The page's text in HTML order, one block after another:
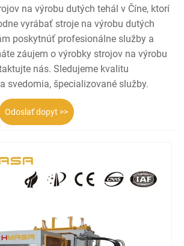
na výrobu dutých tehál v Číne, ktorí
vyrábať stroje na výrobu dutých
poskytnúť profesionálne služby a
záujem o výrobky strojov na výrobu
nás. Sledujeme kvalitu
svedomia, špecializované služby.
Odoslať dopyt >>